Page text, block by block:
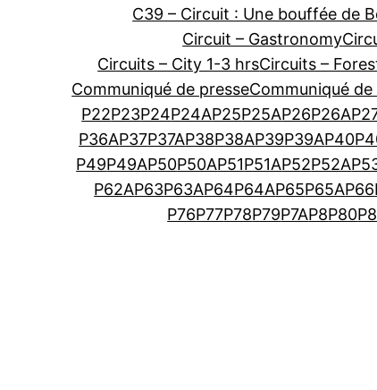
C39 – Circuit : Une bouffée de
Circuit – Gastronomy
Circuits – City 1-3 hrsCircuits –
Communiqué de presseCommuniqué de
P22P23P24P24AP25P25AP26P26A
P36AP37P37AP38P38AP39P39AP40
P49P49AP50P50AP51P51AP52P52A
P62AP63P63AP64P64AP65P65AP66
P76P77P78P79P7AP8P80